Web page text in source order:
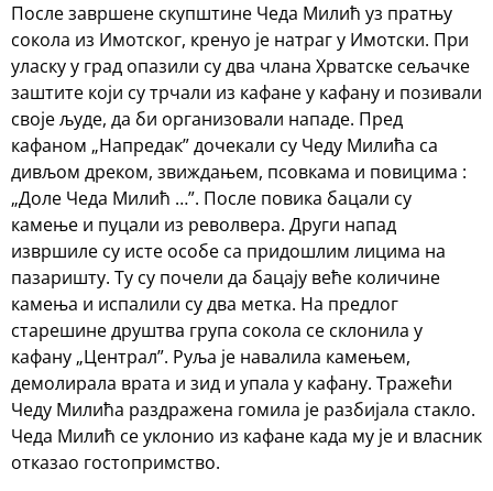
После завршене скупштине Чеда Милић уз пратњу
сокола из Имотског, кренуо је натраг у Имотски. При
уласку у град опазили су два члана Хрватске сељачке
заштите који су трчали из кафане у кафану и позивали
своје људе, да би организовали нападе. Пред
кафаном „Напредак” дочекали су Чеду Милића са
дивљом дреком, звиждањем, псовкама и повицима :
„Доле Чеда Милић …”. После повика бацали су
камење и пуцали из револвера. Други напад
извршиле су исте особе са придошлим лицима на
пазаришту. Ту су почели да бацају веће количине
камења и испалили су два метка. На предлог
старешине друштва група сокола се склонила у
кафану „Централ”. Руља је навалила камењем,
демолирала врата и зид и упала у кафану. Тражећи
Чеду Милића раздражена гомила је разбијала стакло.
Чеда Милић се уклонио из кафане када му је и власник
отказао гостопримство.